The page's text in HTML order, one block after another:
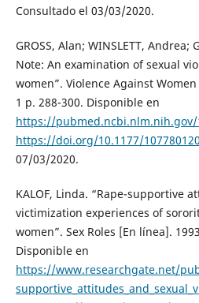
Consultado el 03/03/2020.
GROSS, Alan; WINSLETT, Andrea;
Note: An examination of sexual
women”. Violence Against
1 p. 288-300. Disponible en
https://pubmed.ncbi.nlm.nih.gov/
https://doi.org/10.1177/
07/03/2020.
KALOF, Linda. “Rape-supportive
victimization experiences of
women”. Sex Roles [En línea].
Disponible en
https://www.researchgate.net/